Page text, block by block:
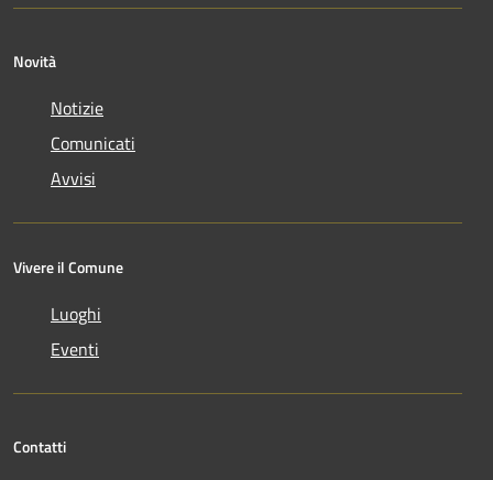
Novità
Notizie
Comunicati
Avvisi
Vivere il Comune
Luoghi
Eventi
Contatti